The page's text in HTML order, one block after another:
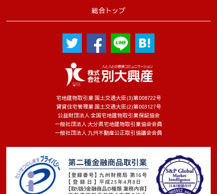
て頂きますが、個人情報を頂けない場合、契約をお断りするこ
６．個人情報に関するお客様の権利
お客様は当社に対し、当社が保有するお客様の個人情報の開示
請求をすることができます。また、万が一当社の保有するお客
様の個人情報に関し誤りがあった場合には、お客様の求めによ
り訂正等をすることができます。この手続き等詳細に関して
７．本人が容易に認識できない方法によって個人情報を取得す
当社は、お客様個々のニーズに合わせてウェブサイトをカスタ
マイズしたり、ウェブサイトの内容やご提供するサービスをお
客様が、よりご満足いただけるよう改良したりするため、クッ
キー等を使用することがあります。
８．安全管理措置
宅地建物取引業 国土交通大臣(3)第008722号
賃貸住宅管理業 国土交通大臣(2)第003127号
公益財団法人 全国宅地建物取引業保証協会
一般社団法人 大分県宅地建物取引業協会会員
一般社団法人 九州不動産公正取引協議会会員
総合トップ